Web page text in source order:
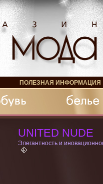
ПОЛЕЗНАЯ ИНФОРМАЦИЯ
Аксессуары
UNITED NUDE
Элегантность и